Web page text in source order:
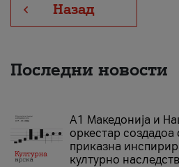
Назад
Последни новости
А1 Македонија и
оркестар
приказна
културно